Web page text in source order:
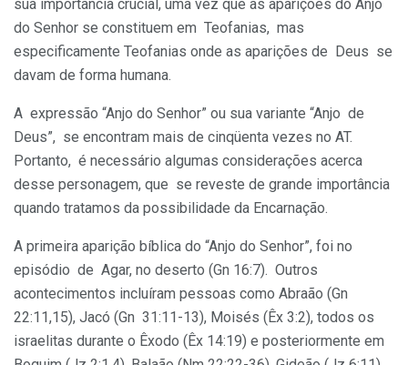
sua importância crucial, uma vez que as aparições do Anjo
do Senhor se constituem em Teofanias, mas
especificamente Teofanias onde as aparições de Deus se
davam de forma humana.
A expressão “Anjo do Senhor” ou sua variante “Anjo de
Deus”, se encontram mais de cinqüenta vezes no AT.
Portanto, é necessário algumas considerações acerca
desse personagem, que se reveste de grande importância
quando tratamos da possibilidade da Encarnação.
A primeira aparição bíblica do “Anjo do Senhor”, foi no
episódio de Agar, no deserto (Gn 16:7). Outros
acontecimentos incluíram pessoas como Abraão (Gn
22:11,15), Jacó (Gn 31:11-13), Moisés (Êx 3:2), todos os
israelitas durante o Êxodo (Êx 14:19) e posteriormente em